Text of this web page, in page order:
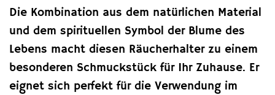
Die Kombination aus dem natürlichen Material
und dem spirituellen Symbol der Blume des
Lebens macht diesen Räucherhalter zu einem
besonderen Schmuckstück für Ihr Zuhause. Er
eignet sich perfekt für die Verwendung im